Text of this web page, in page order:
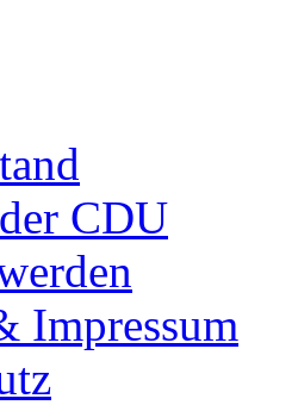
CDU
Impressum